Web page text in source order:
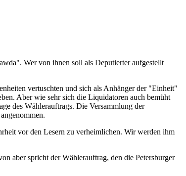
Wer von ihnen soll als Deputierter aufgestellt
vertuschten und sich als Anhänger der "Einheit"
Aber wie sehr sich die Liquidatoren auch bemüht
des Wählerauftrags. Die Versammlung der
vor den Lesern zu verheimlichen. Wir werden ihm
aber spricht der Wählerauftrag, den die Petersburger